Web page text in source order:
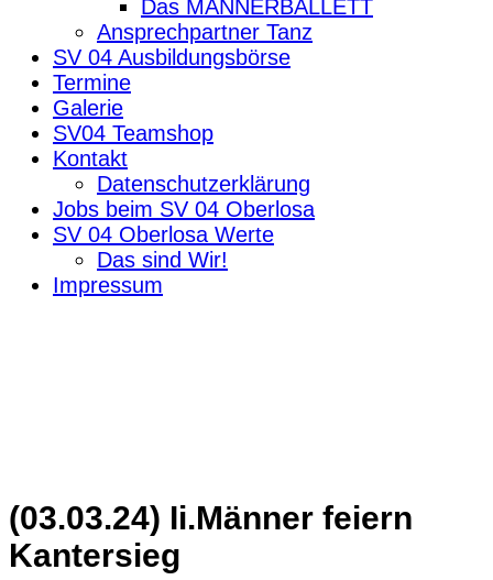
Das MÄNNERBALLETT
Ansprechpartner Tanz
SV 04 Ausbildungsbörse
Termine
Galerie
SV04 Teamshop
Kontakt
Datenschutzerklärung
Jobs beim SV 04 Oberlosa
SV 04 Oberlosa Werte
Das sind Wir!
Impressum
(03.03.24) Ii.Männer feiern
Kantersieg